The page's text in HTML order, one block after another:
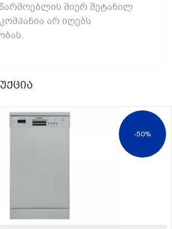
მიერ შეტანილ
არ იღებს
-50%